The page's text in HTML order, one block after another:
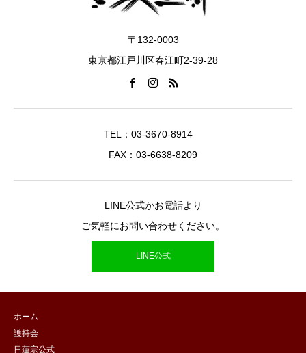
〒132-0003
東京都江戸川区春江町2-39-28
TEL：03-3670-8914
FAX：03-6638-8209
LINE公式かお電話より
ご気軽にお問い合わせください。
LINE公式
ホーム
護持会
日蓮宗公式